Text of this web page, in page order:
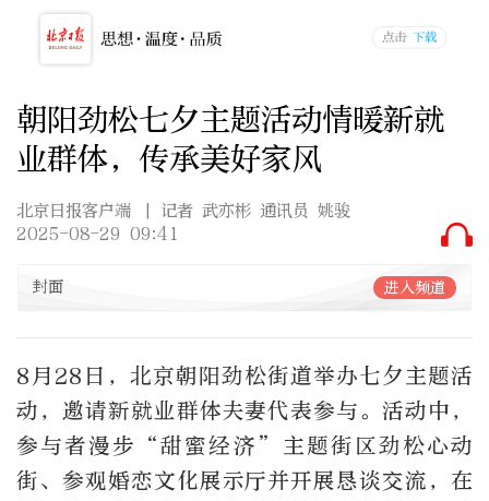
朝阳劲松七夕主题活动情暖新就
业群体，传承美好家风
北京日报客户端
| 记者 武亦彬 通讯员 姚骏
2025-08-29 09:41
封面 进入频道
8月28日，北京朝阳劲松街道举办七夕主题活
动，邀请新就业群体夫妻代表参与。活动中，
参与者漫步“甜蜜经济”主题街区劲松心动
街、参观婚恋文化展示厅并开展恳谈交流，在